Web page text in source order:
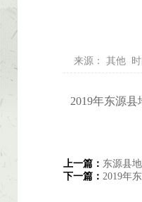
来源： 其他 时
2019年东源
上一篇： 东源县
下一篇： 2019年